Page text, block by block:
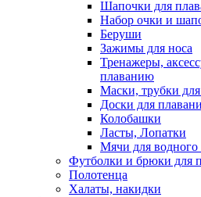
Шапочки для
Набор очки и
Беруши
Зажимы для носа
Тренажеры,
плаванию
Маски, трубки
Доски для
Колобашки
Ласты, Лопатки
Мячи для водного
Футболки и брюки для
Полотенца
Халаты, накидки